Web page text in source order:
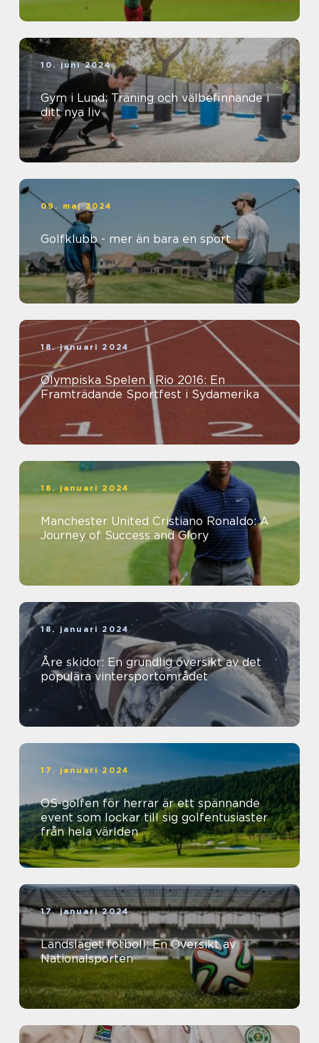
10. juni 2024
Gym i Lund: Träning och välbefinnande i
ditt nya liv
09. maj 2024
Golfklubb - mer än bara en sport
18. januari 2024
Olympiska Spelen i Rio 2016: En
Framträdande Sportfest i Sydamerika
18. januari 2024
Manchester United Cristiano Ronaldo: A
Journey of Success and Glory
18. januari 2024
Åre skidor: En grundlig översikt av det
populära vintersportområdet
17. januari 2024
OS-golfen för herrar är ett spännande
event som lockar till sig golfentusiaster
från hela världen
17. januari 2024
Landslaget fotboll: En Översikt av
Nationalsporten